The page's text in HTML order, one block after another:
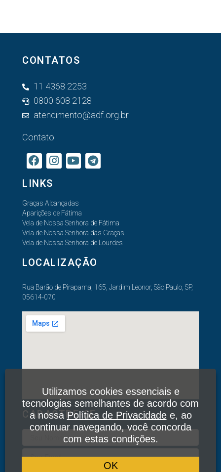
CONTATOS
11 4368 2253
0800 608 2128
atendimento@adf.org.br
Contato
LINKS
Graças Alcançadas
Aparições de Fátima
Vela de Nossa Senhora de Fátima
Vela de Nossa Senhora das Graças
Vela de Nossa Senhora de Lourdes
LOCALIZAÇÃO
Rua Barão de Pirapama, 165, Jardim Leonor, São Paulo, SP,
05614-070
CADASTRE-SE
Utilizamos cookies essenciais e
tecnologias semelhantes de acordo com
a nossaPolítica de Privacidadee, ao
continuar navegando, você concorda
com estas condições.
OK